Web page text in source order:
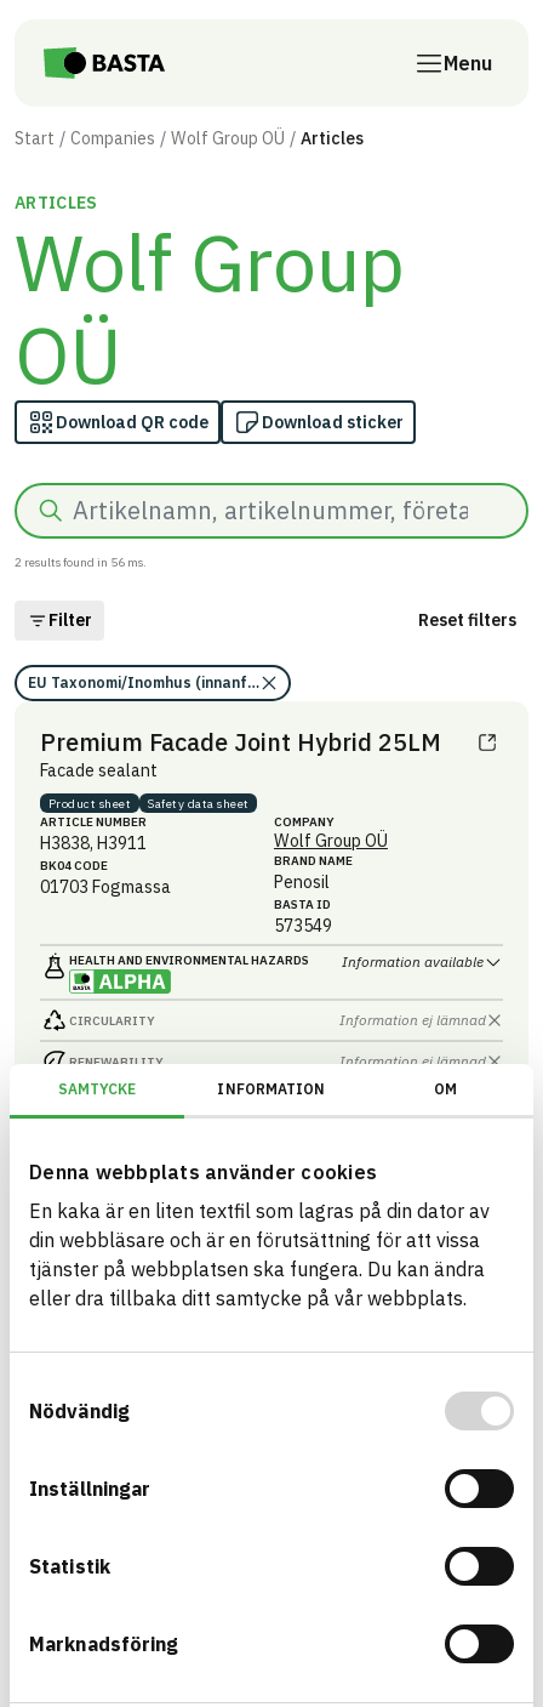
SAMTYCKE INFORMATION OM
Denna webbplats använder cookies
En kaka är en liten textfil som lagras på din dator av
din webbläsare och är en förutsättning för att vissa
tjänster på webbplatsen ska fungera. Du kan ändra
eller dra tillbaka ditt samtycke på vår webbplats.
Nödvändig
Inställningar
Statistik
Marknadsföring
Menu
Start Companies Wolf Group OÜ Articles
ARTICLES
Wolf Group
OÜ
Download QR code Download sticker
Search
2 results found in 56 ms.
Filter Reset filters
EU Taxonomi/Inomhus (innanför ångspärr)/Ja
Premium Facade Joint Hybrid 25LM
Facade sealant
Product sheet
Safety data sheet
ARTICLE NUMBER
H3838, H3911
BK04 CODE
01703 Fogmassa
COMPANY
Wolf Group OÜ
BRAND NAME
Penosil
BASTA ID
573549
HEALTH AND ENVIRONMENTAL HAZARDS Information available
CIRCULARITY Information ej lämnad
RENEWABILITY Information ej lämnad
Premium PU Sealant LM
sealant
EPU0058, EPU0064
01703 Fogmassa
Wolf Group OÜ
Information available
RENEWABILITY Information ej lämnad
EMISSIONS AND TESTS Information ej lämnad